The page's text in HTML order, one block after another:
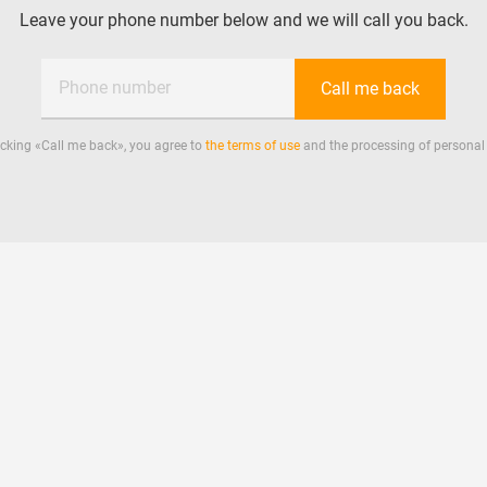
Leave your phone number below and we will call you back.
Phone number Call me back
«Call me back», you agree to the terms of useand the processing of personal